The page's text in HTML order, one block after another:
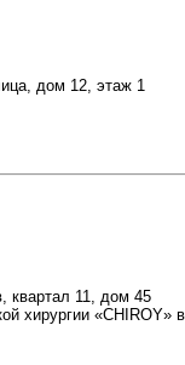
дом 12, этаж 1
квартал 11, дом 45
«CHIROY»